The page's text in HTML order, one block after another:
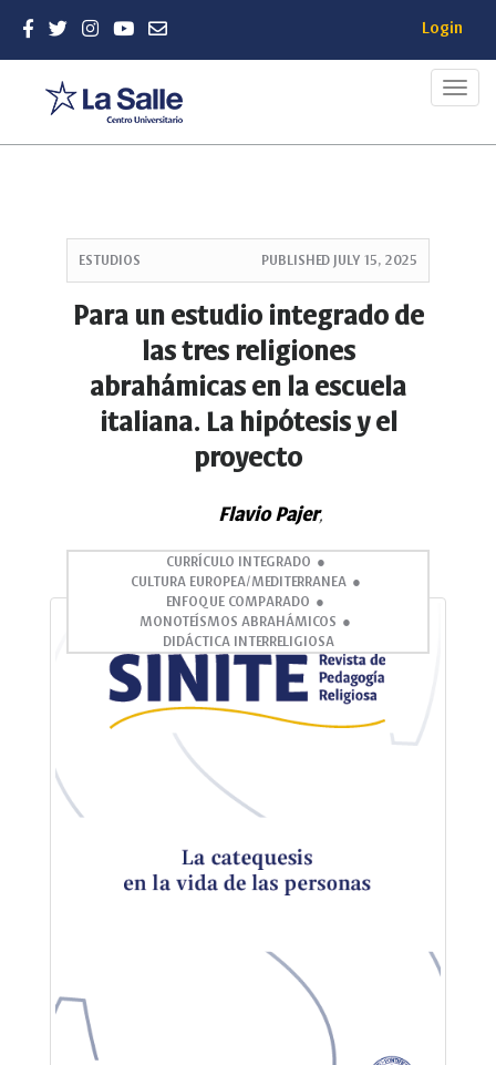
Navigation
Login
ESTUDIOS PUBLISHED JULY 15, 2025
Para un estudio integrado de
las tres religiones
abrahámicas en la escuela
italiana. La hipótesis y el
proyecto
Flavio Pajer,
CURRÍCULO INTEGRADO
CULTURA EUROPEA/MEDITERRANEA
ENFOQUE COMPARADO
MONOTEÍSMOS ABRAHÁMICOS
DIDÁCTICA INTERRELIGIOSA